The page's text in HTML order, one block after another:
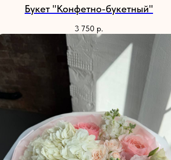
Букет "Конфетно-букетный"
3 750 р.